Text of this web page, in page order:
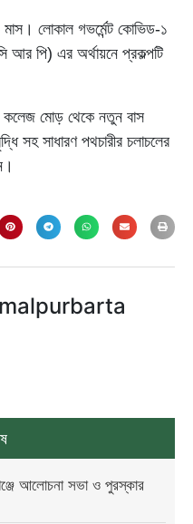
মাস। লোকাল গভর্মেন্ট কোভিড-১
আর পি) এর অর্থায়নে প্রকল্পটি
কলেজ মোড় থেকে নতুন বাস
সহ সাধারণ পথচারীর চলাচলের
আলোচনা সভা ও পুরস্কার